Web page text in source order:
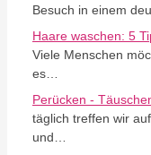
Besuch in einem
Haare waschen: 5
Viele Menschen
es…
Perücken -
täglich treffen wir
und…